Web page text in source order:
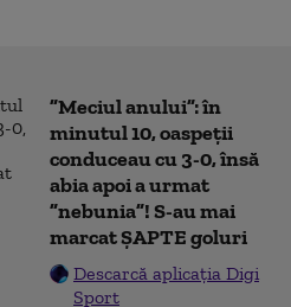
”Meciul anului”: în
minutul 10, oaspeții
conduceau cu 3-0, însă
abia apoi a urmat
”nebunia”! S-au mai
marcat ȘAPTE goluri
Descarcă aplicația Digi
Sport